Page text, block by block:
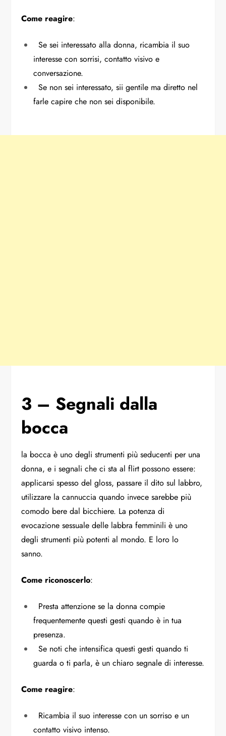
Come reagire:
Se sei interessato alla donna, ricambia il suo
interesse con sorrisi, contatto visivo e
conversazione.
Se non sei interessato, sii gentile ma diretto nel
farle capire che non sei disponibile.
3 – Segnali dalla
bocca
la bocca è uno degli strumenti più seducenti per una
donna, e i segnali che ci sta al flirt possono essere:
applicarsi spesso del gloss, passare il dito sul labbro,
utilizzare la cannuccia quando invece sarebbe più
comodo bere dal bicchiere. La potenza di
evocazione sessuale delle labbra femminili è uno
degli strumenti più potenti al mondo. E loro lo
sanno.
Come riconoscerlo:
Presta attenzione se la donna compie
frequentemente questi gesti quando è in tua
presenza.
Se noti che intensifica questi gesti quando ti
guarda o ti parla, è un chiaro segnale di interesse.
Come reagire:
Ricambia il suo interesse con un sorriso e un
contatto visivo intenso.